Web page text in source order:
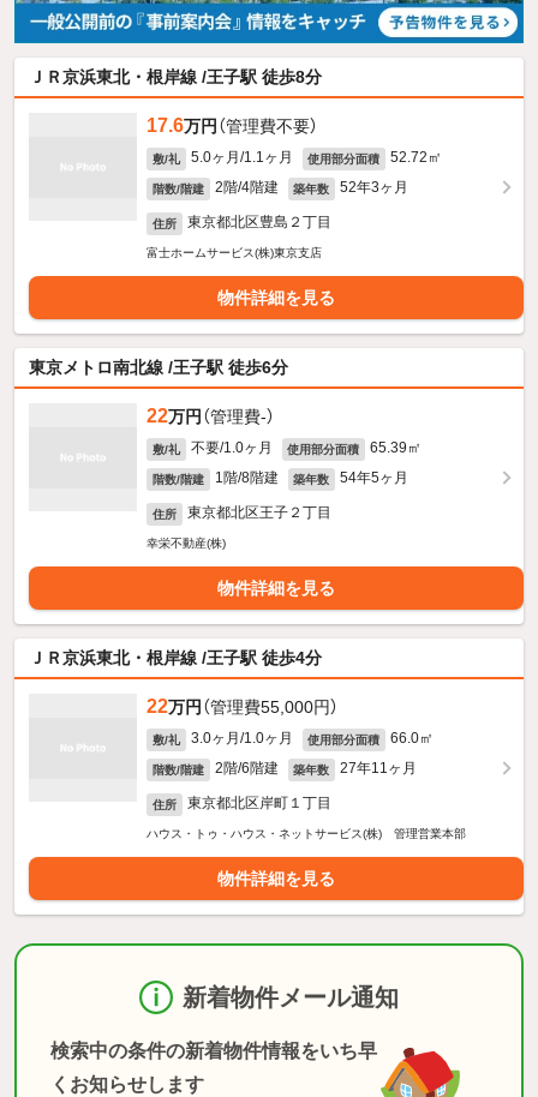
ＪＲ京浜東北・根岸線 /王子駅 徒歩8分
17.6万円 （管理費不要）
敷/礼 5.0ヶ月/1.1ヶ月 使用部分面積 52.72㎡
階数/階建 2階/4階建 築年数 52年3ヶ月
住所 東京都北区豊島２丁目
富士ホームサービス(株)東京支店
物件詳細を見る
東京メトロ南北線 /王子駅 徒歩6分
22万円 （管理費-）
敷/礼 不要/1.0ヶ月 使用部分面積 65.39㎡
階数/階建 1階/8階建 築年数 54年5ヶ月
住所 東京都北区王子２丁目
幸栄不動産(株)
物件詳細を見る
ＪＲ京浜東北・根岸線 /王子駅 徒歩4分
22万円 （管理費55,000円）
敷/礼 3.0ヶ月/1.0ヶ月 使用部分面積 66.0㎡
階数/階建 2階/6階建 築年数 27年11ヶ月
住所 東京都北区岸町１丁目
ハウス・トゥ・ハウス・ネットサービス(株) 管理営業本部
物件詳細を見る
新着物件メール通知
検索中の条件の新着物件情報をいち早
くお知らせします